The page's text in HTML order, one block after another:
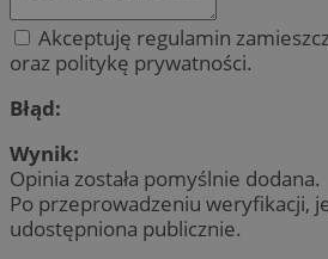
Akceptuję regulamin
oraz politykę prywatności.
Błąd:
Wynik:
Opinia została pomyślnie dodana.
Po przeprowadzeniu weryfikacji,
udostępniona publicznie.